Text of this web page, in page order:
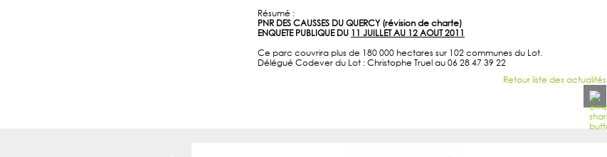
Résumé :
PNR DES CAUSSES DU QUERCY (révision de charte)
ENQUETE PUBLIQUE DU 11 JUILLET AU 12 AOUT 2011
Ce parc couvrira plus de 180 000 hectares sur 102 communes du Lot.
Délégué Codever du Lot : Christophe Truel au 06 28 47 39 22
Retour liste des actualités